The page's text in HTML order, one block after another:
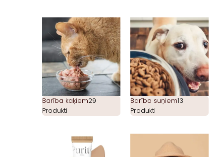
Barība kaķiem29
Produkti
Barība suņiem13
Produkti